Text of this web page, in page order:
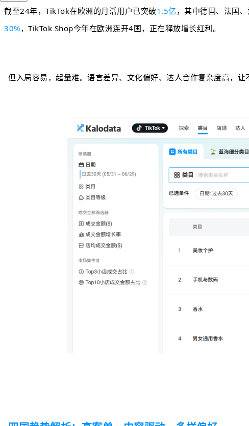
截至24年，TikTok在欧洲的月活用户已突破1.5亿 ，其中德国、法国
30%，TikTok Shop今年在欧洲连开4国，正在释放增长红利。
但入局容易，起量难。语言差异、文化偏好、达人合作复杂度高，让